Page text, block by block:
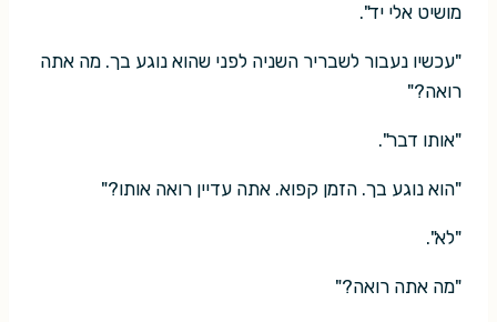
מושיט אלי יד".
"עכשיו נעבור לשבריר השניה לפני שהוא נוגע בך. מה אתה
רואה?"
"אותו דבר".
"הוא נוגע בך. הזמן קפוא. אתה עדיין רואה אותו?"
"לא".
"מה אתה רואה?"